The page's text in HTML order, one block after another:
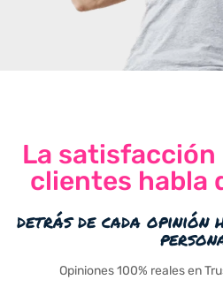
La
clientes habla
detrás de cada opinión
Opiniones 100% reales en